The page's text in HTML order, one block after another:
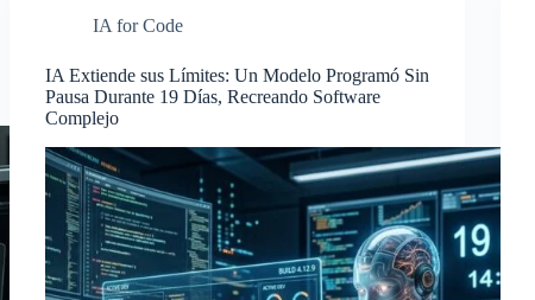
IA for Code
IA Extiende sus Límites: Un Modelo Programó Sin
Pausa Durante 19 Días, Recreando Software
Complejo